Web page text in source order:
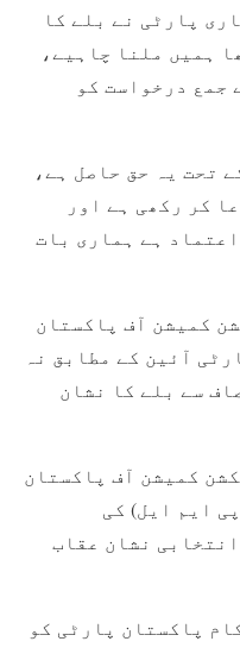
پارٹی نے بلے کا
ہمیں ملنا چاہیے،
جمع درخواست کو
تحت یہ حق حاصل ہے،
کر رکھی ہے اور
ہے ہماری بات
کمیشن آف پاکستان
آئین کے مطابق نہ
سے بلے کا نشان
کمیشن آف پاکستان
ایم ایل) کی
نشان عقاب
پاکستان پارٹی کو